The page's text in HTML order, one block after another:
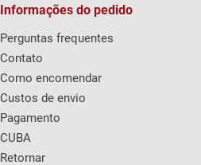
Informações do pedido
Perguntas frequentes
Contato
Como encomendar
Custos de envio
Pagamento
CUBA
Retornar